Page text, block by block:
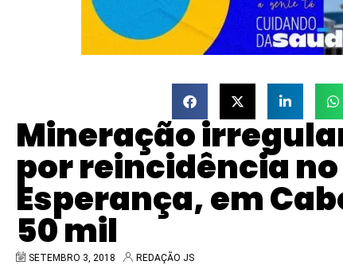
Mineração
por reincidência
Esperança, em
50 mil
SETEMBRO 3, 2018 REDAÇÃO JS